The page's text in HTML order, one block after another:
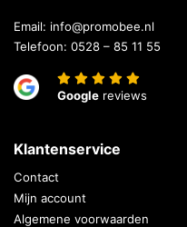
Email: info@promobee.nl
Telefoon: 0528 – 85 11 55
Google reviews
Klantenservice
Contact
Mijn account
Algemene voorwaarden